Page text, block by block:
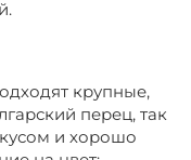
крупные,
перец, так
и хорошо